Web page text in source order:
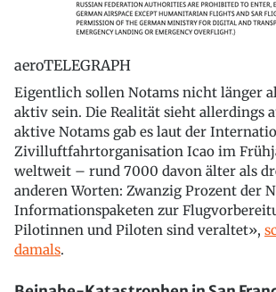
aeroTELEGRAPH
Eigentlich sollen Notams nicht länger
aktiv sein. Die Realität sieht allerdings
aktive Notams gab es laut der
Zivilluftfahrtorganisation Icao im
weltweit – rund 7000 davon älter als
anderen Worten: Zwanzig Prozent der
Informationspaketen zur
Pilotinnen und Piloten sind veraltet»,
damals.